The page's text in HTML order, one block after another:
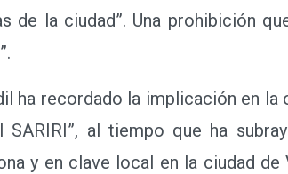
de la ciudad”. Una prohibición
ha recordado la implicación en la
SARIRI”, al tiempo que ha
y en clave local en la ciudad